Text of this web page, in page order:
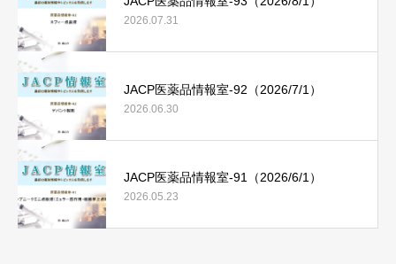
2026.07.31
JACP医薬品情報室-92（2026/7/1）
2026.06.30
JACP医薬品情報室-91（2026/6/1）
2026.05.23